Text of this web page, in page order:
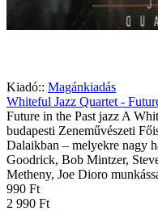
Kiadó:: Magánkiadás
Whiteful Jazz Quartet -
Future in the Past jazz A
budapesti Zeneművészeti
Dalaikban – melyekre nagy
Goodrick, Bob Mintzer,
Metheny, Joe Dioro
990 Ft
2 990 Ft